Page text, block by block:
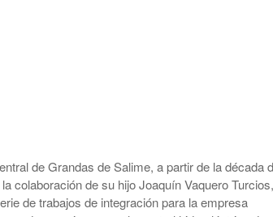
de Grandas de Salime, a partir de la década
colaboración de su hijo Joaquín Vaquero Turcios,
de trabajos de integración para la empresa